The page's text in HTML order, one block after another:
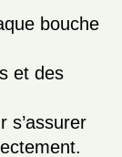
bouche
et des
s’assurer